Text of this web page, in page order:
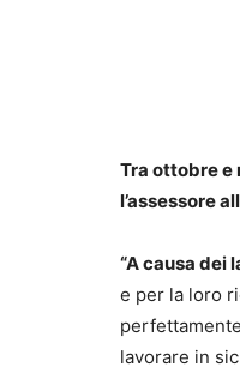
Tra ottobre e
l’assessore
“A causa dei
e per la loro
lavorare in